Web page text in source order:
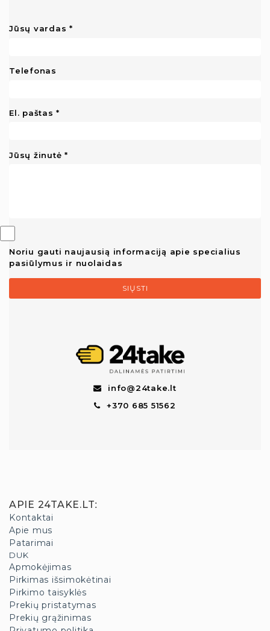
Jūsų vardas
Telefonas
El. paštas
Jūsų žinutė
Noriu gauti naujausią informaciją apie specialius
pasiūlymus ir nuolaidas
SIŲSTI
info@24take.lt
+370 685 51562
APIE 24TAKE.LT:
Kontaktai
Apie mus
Patarimai
DUK
Apmokėjimas
Pirkimas išsimokėtinai
Pirkimo taisyklės
Prekių pristatymas
Prekių grąžinimas